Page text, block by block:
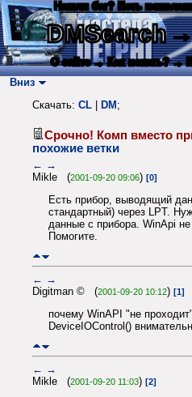
Нашли баг? Есть
DMSearch→
О сайте → Как искать? →
Вниз
Скачать: CL DM ;
Срочно! Комп вместо
похожие ветки
← →
Mikle (2001-09-20 09:06) [0]
Есть прибор, выводящий
стандартный) через LPT.
данные с прибора. WinApi не
Помогите.
← →
Digitman © (2001-09-20 10:12) [1]
почему WinAPI "не
DeviceIOControl()
← →
Mikle (2001-09-20 11:03) [2]